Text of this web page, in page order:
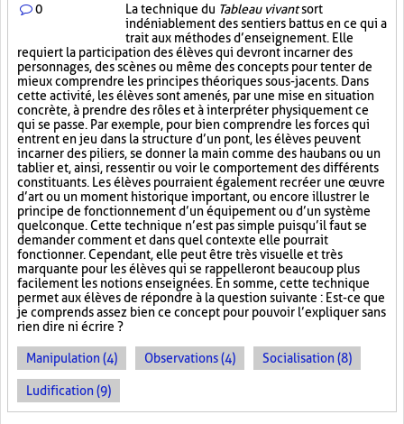
0 La technique du Tableau vivantsort
indéniablement des sentiers battus en ce qui a
trait aux méthodes d’enseignement. Elle
requiert la participation des élèves qui devront incarner des
personnages, des scènes ou même des concepts pour tenter de
mieux comprendre les principes théoriques sous-jacents. Dans
cette activité, les élèves sont amenés, par une mise en situation
concrète, à prendre des rôles et à interpréter physiquement ce
qui se passe. Par exemple, pour bien comprendre les forces qui
entrent en jeu dans la structure d’un pont, les élèves peuvent
incarner des piliers, se donner la main comme des haubans ou un
tablier et, ainsi, ressentir ou voir le comportement des différents
constituants. Les élèves pourraient également recréer une œuvre
d’art ou un moment historique important, ou encore illustrer le
principe de fonctionnement d’un équipement ou d’un système
quelconque. Cette technique n’est pas simple puisqu’il faut se
demander comment et dans quel contexte elle pourrait
fonctionner. Cependant, elle peut être très visuelle et très
marquante pour les élèves qui se rappelleront beaucoup plus
facilement les notions enseignées. En somme, cette technique
permet aux élèves de répondre à la question suivante : Est-ce que
je comprends assez bien ce concept pour pouvoir l’expliquer sans
rien dire ni écrire ?
Manipulation (4) Observations (4) Socialisation (8)
Ludification (9)